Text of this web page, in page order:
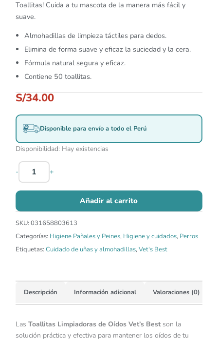
Toallitas! Cuida a tu mascota de la manera más fácil y
suave.
Almohadillas de limpieza táctiles para dedos.
Elimina de forma suave y eficaz la suciedad y la cera.
Fórmula natural segura y eficaz.
Contiene 50 toallitas.
S/34.00
Disponible para envío a todo el Perú
Disponibilidad: Hay existencias
- +
Añadir al carrito
SKU: 031658803613
Categorías: Higiene Pañales y Peines, Higiene y cuidados, Perros
Etiquetas: Cuidado de uñas y almohadillas,Vet's Best
Descripción Información adicional Valoraciones (0)
Las Toallitas Limpiadoras de Oídos Vet’s Bestson la
solución práctica y efectiva para mantener los oídos de tu